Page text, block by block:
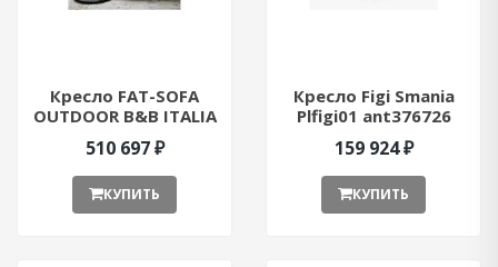
Кресло FAT-SOFA
OUTDOOR B&B ITALIA
FA150 ant376848
510 697 ₽
КУПИТЬ
Кресло Figi Smania
Plfigi01 ant376726
159 924 ₽
КУПИТЬ